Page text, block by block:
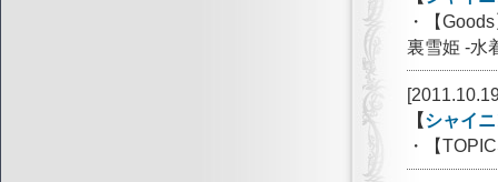
・【
裏雪姫 -水
【シャイ
・【